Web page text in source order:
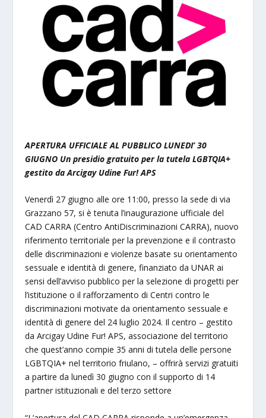
APERTURA UFFICIALE AL PUBBLICO LUNEDI’ 30
GIUGNO Un presidio gratuito per la tutela LGBTQIA+
gestito da Arcigay Udine Fur! APS
Venerdì 27 giugno alle ore 11:00, presso la sede di via
Grazzano 57, si è tenuta l’inaugurazione ufficiale del
CAD CARRA (Centro AntiDiscriminazioni CARRA), nuovo
riferimento territoriale per la prevenzione e il contrasto
delle discriminazioni e violenze basate su orientamento
sessuale e identità di genere, finanziato da UNAR ai
sensi dell’avviso pubblico per la selezione di progetti per
l’istituzione o il rafforzamento di Centri contro le
discriminazioni motivate da orientamento sessuale e
identità di genere del 24 luglio 2024. Il centro – gestito
da Arcigay Udine Fur! APS, associazione del territorio
che quest’anno compie 35 anni di tutela delle persone
LGBTQIA+ nel territorio friulano, – offrirà servizi gratuiti
a partire da lunedì 30 giugno con il supporto di 14
partner istituzionali e del terzo settore